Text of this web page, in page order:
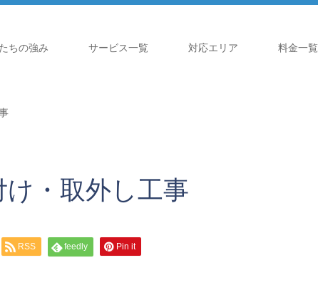
ちの強み サービス一覧 対応エリア 料金一覧
・取外し工事
RSS feedly Pin it